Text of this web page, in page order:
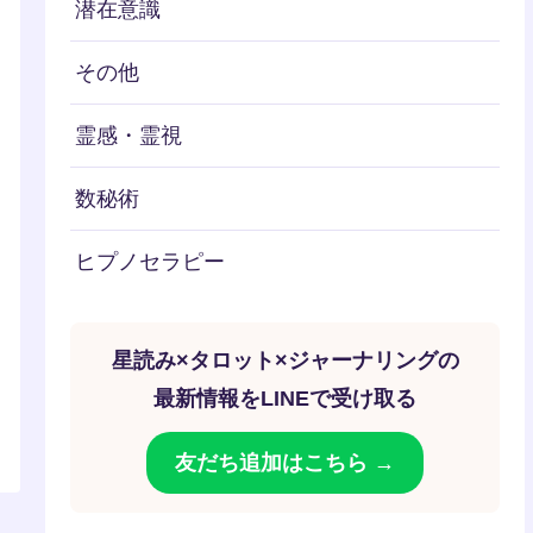
潜在意識
その他
霊感・霊視
数秘術
ヒプノセラピー
星読み×タロット×ジャーナリングの
最新情報をLINEで受け取る
友だち追加はこちら →